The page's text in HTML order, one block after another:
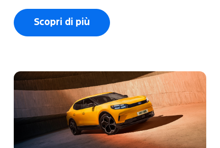
Scopri di più